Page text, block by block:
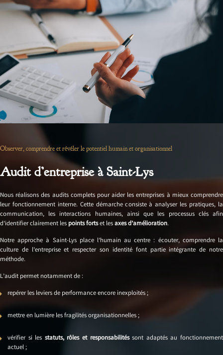
Observer, comprendre et révéler le potentiel humain et organisationnel
Audit d’entreprise à Saint-Lys
Nous réalisons des audits complets pour aider les entreprises à mieux comprendre
leur fonctionnement interne. Cette démarche consiste à analyser les pratiques, la
communication, les interactions humaines, ainsi que les processus clés afin
d’identifier clairement les points fortset lesaxes d’amélioration.
Notre approche à Saint-Lys place l’humain au centre : écouter, comprendre la
culture de l’entreprise et respecter son identité font partie intégrante de notre
méthode.
L’audit permet notamment de :
repérer les leviers de performance encore inexploités ;
mettre en lumière les fragilités organisationnelles ;
vérifier si les statuts, rôles et responsabilitéssont adaptés au fonctionnement
actuel ;